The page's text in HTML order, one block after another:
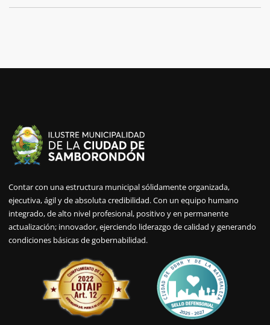
Contar con una estructura municipal sólidamente organizada,
ejecutiva, ágil y de absoluta credibilidad. Con un equipo humano
integrado, de alto nivel profesional, positivo y en permanente
actualización; innovador, ejerciendo liderazgo de calidad y generando
condiciones básicas de gobernabilidad.